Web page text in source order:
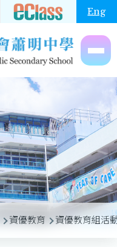
Eng
資優教育 資優教育組活